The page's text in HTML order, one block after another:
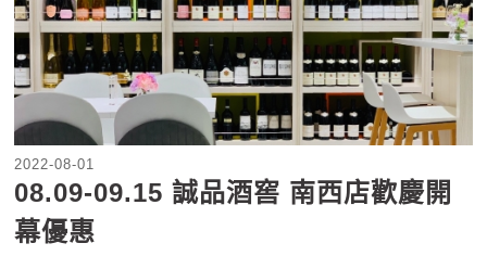
2022-08-01
08.09-09.15 誠品酒窖 南西店歡慶開
幕優惠